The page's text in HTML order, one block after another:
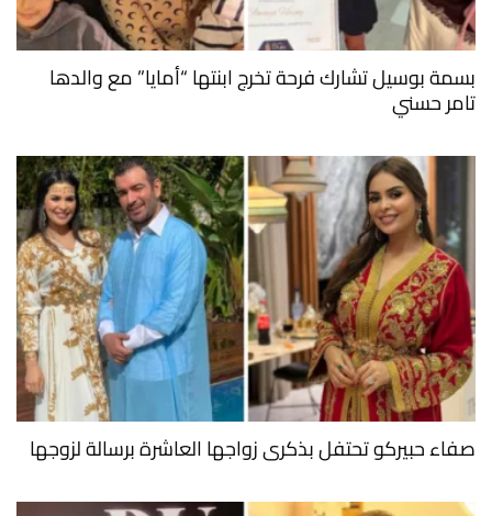
بسمة بوسيل تشارك فرحة تخرج ابنتها “أمايا” مع والدها
تامر حسني
صفاء حبيركو تحتفل بذكرى زواجها العاشرة برسالة لزوجها